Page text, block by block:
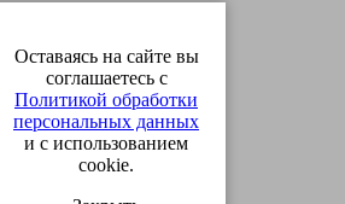
Оставаясь на сайте вы
соглашаетесь с
Политикой обработки
персональных данных
и с использованием
cookie.